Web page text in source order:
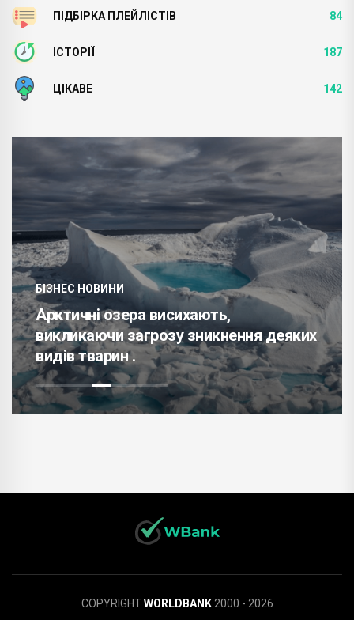
ПІДБІРКА ПЛЕЙЛІСТІВ 84
ІСТОРІЇ 187
ЦІКАВЕ 142
БІЗНЕС НОВИНИ
Арктичні озера висихають,
викликаючи загрозу зникнення деяких
видів тварин .
COPYRIGHTWORLDBANK2000 - 2026